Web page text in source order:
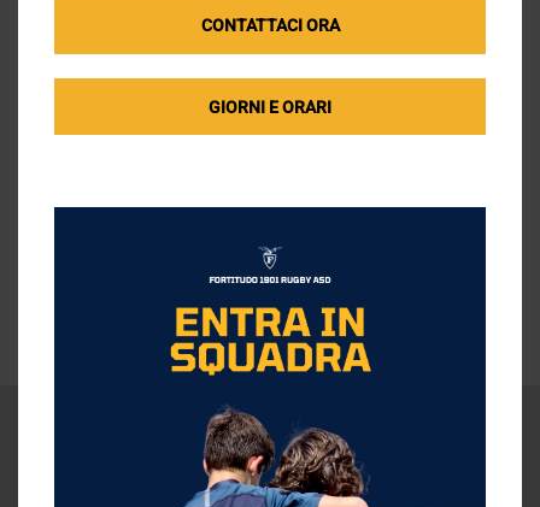
modulo per la Privacy
Per qualsiasi dubbio o informazione a riguardo potete
contattare la società alla mail
erbo.fortitudo1901@federugby.it
CONTATTACI ORA
GIORNI E ORARI